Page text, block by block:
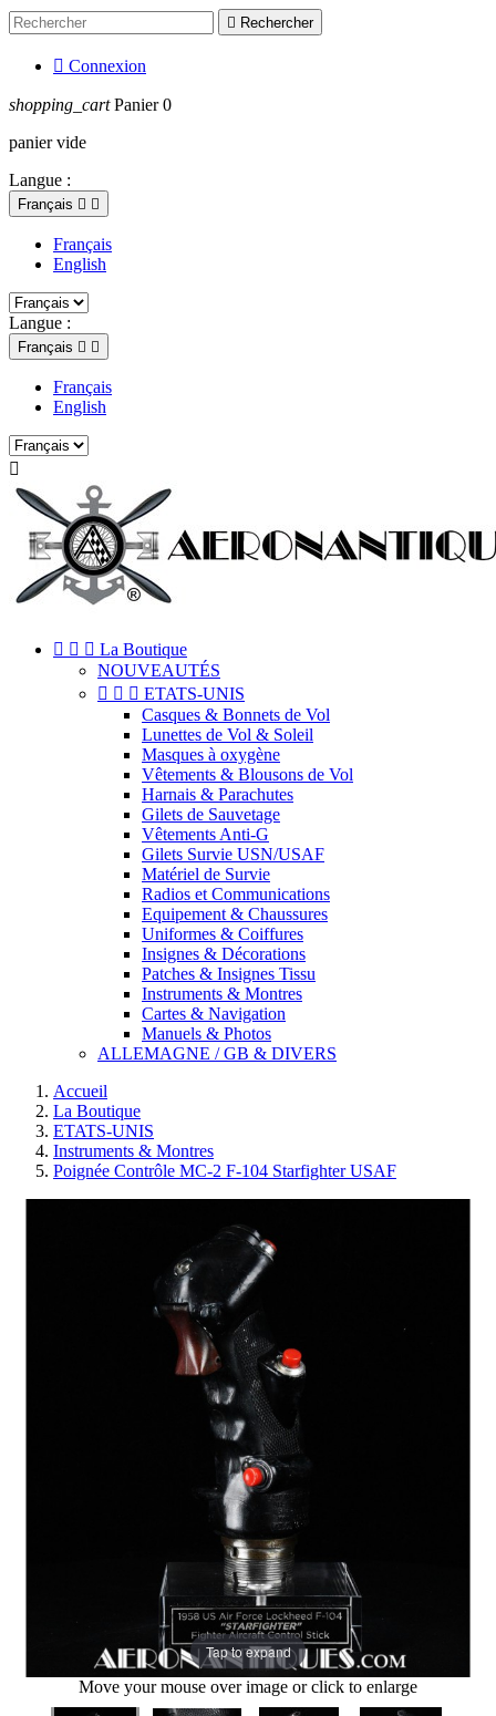
 Rechercher
 Connexion
shopping_cart Panier 0
panier vide
Langue :
Français  
Français
English
Langue :
Français  
Français
English

   La Boutique
NOUVEAUTÉS
   ETATS-UNIS
Casques & Bonnets de Vol
Lunettes de Vol & Soleil
Masques à oxygène
Vêtements & Blousons de Vol
Harnais & Parachutes
Gilets de Sauvetage
Vêtements Anti-G
Gilets Survie USN/USAF
Matériel de Survie
Radios et Communications
Equipement & Chaussures
Uniformes & Coiffures
Insignes & Décorations
Patches & Insignes Tissu
Instruments & Montres
Cartes & Navigation
Manuels & Photos
ALLEMAGNE / GB & DIVERS
Accueil
La Boutique
ETATS-UNIS
Instruments & Montres
Poignée Contrôle MC-2 F-104 Starfighter USAF
Tap to expand
Move your mouse over image or click to enlarge